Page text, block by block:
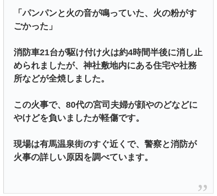
「パンパンと火の音が鳴っていた、火の粉がす
ごかった」
消防車21台が駆け付け火は約4時間半後に消し止
められましたが、神社敷地内にある住宅や社務
所などが全焼しました。
この火事で、80代の宮司夫婦が顔やのどなどに
やけどを負いましたが軽傷です。
現場は有馬温泉街のすぐ近くで、警察と消防が
火事の詳しい原因を調べています。